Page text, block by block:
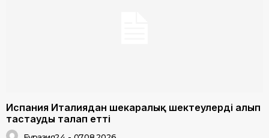
Испания Италиядан шекаралық шектеулерді алып
тастауды талап етті